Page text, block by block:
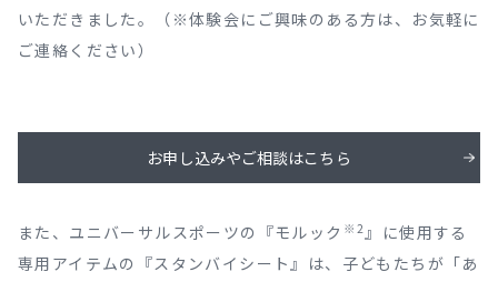
いただきました。（※体験会にご興味のある方は、お気軽に
ご連絡ください）
お申し込みやご相談はこちら
また、ユニバーサルスポーツの『モルック ※2』に使用する
専用アイテムの『スタンバイシート』は、子どもたちが「あ